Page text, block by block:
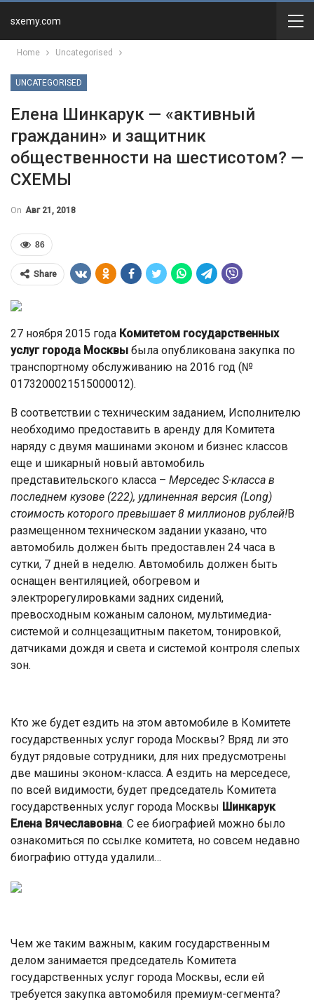
sxemy.com
Home Uncategorised
UNCATEGORISED
Елена Шинкарук — «активный
гражданин» и защитник
общественности на шестисотом? —
СХЕМЫ
On Авг 21, 2018
86
Share
27 ноября 2015 года Комитетом государственных
услуг города Москвы была опубликована закупка по
транспортному обслуживанию на 2016 год (№
0173200021515000012).
В соответствии с техническим заданием, Исполнителю
необходимо предоставить в аренду для Комитета
наряду с двумя машинами эконом и бизнес классов
еще и шикарный новый автомобиль
представительского класса – Мерседес S-класса в
последнем кузове (222), удлиненная версия (Long)
стоимость которого превышает 8 миллионов рублей!В
размещенном техническом задании указано, что
автомобиль должен быть предоставлен 24 часа в
сутки, 7 дней в неделю. Автомобиль должен быть
оснащен вентиляцией, обогревом и
электрорегулировками задних сидений,
превосходным кожаным салоном, мультимедиа-
системой и солнцезащитным пакетом, тонировкой,
датчиками дождя и света и системой контроля слепых
зон.
Кто же будет ездить на этом автомобиле в Комитете
государственных услуг города Москвы? Вряд ли это
будут рядовые сотрудники, для них предусмотрены
две машины эконом-класса. А ездить на мерседесе,
по всей видимости, будет председатель Комитета
государственных услуг города Москвы Шинкарук
Елена Вячеславовна. C ее биографией можно было
ознакомиться по ссылке комитета, но совсем недавно
биографию оттуда удалили…
Чем же таким важным, каким государственным
делом занимается председатель Комитета
государственных услуг города Москвы, если ей
требуется закупка автомобиля премиум-сегмента?